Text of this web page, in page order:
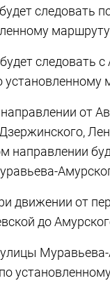
следовать
следовать с
установленному
от
направлении
движении от
до
Муравьева-